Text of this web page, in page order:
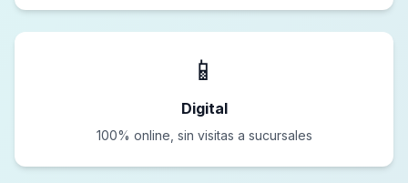
📱
Digital
100% online, sin visitas a sucursales